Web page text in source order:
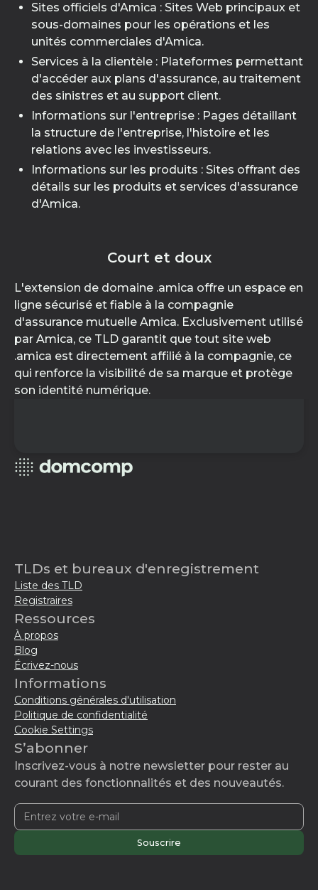
Sites officiels d'Amica : Sites Web principaux et
sous-domaines pour les opérations et les
unités commerciales d'Amica.
Services à la clientèle : Plateformes permettant
d'accéder aux plans d'assurance, au traitement
des sinistres et au support client.
Informations sur l'entreprise : Pages détaillant
la structure de l'entreprise, l'histoire et les
relations avec les investisseurs.
Informations sur les produits : Sites offrant des
détails sur les produits et services d'assurance
d'Amica.
Court et doux
L'extension de domaine .amica offre un espace en
ligne sécurisé et fiable à la compagnie
d'assurance mutuelle Amica. Exclusivement utilisé
par Amica, ce TLD garantit que tout site web
.amica est directement affilié à la compagnie, ce
qui renforce la visibilité de sa marque et protège
son identité numérique.
TLDs et bureaux d'enregistrement
Liste des TLD
Registraires
Ressources
À propos
Blog
Écrivez-nous
Informations
Conditions générales d'utilisation
Politique de confidentialité
Cookie Settings
S’abonner
Inscrivez-vous à notre newsletter pour rester au
courant des fonctionnalités et des nouveautés.